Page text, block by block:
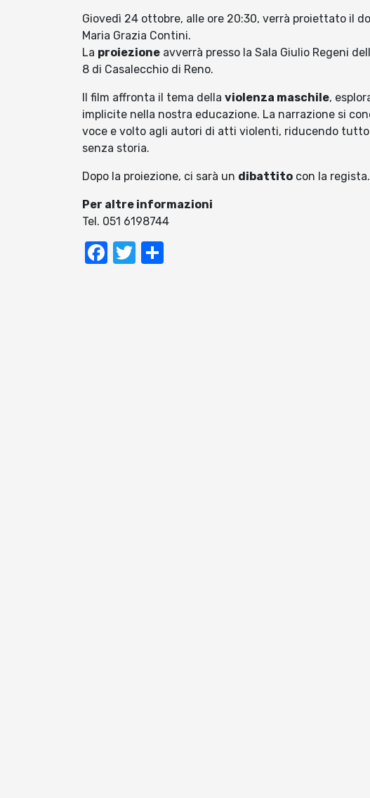
Giovedì 24 ottobre, alle ore 20:30, verrà proiettato il
Maria Grazia Contini.
La proiezione avverrà presso la Sala Giulio Regeni
8 di Casalecchio di Reno.
Il film affronta il tema della violenza maschile,
implicite nella nostra educazione. La narrazione si
voce e volto agli autori di atti violenti, riducendo
senza storia.
Dopo la proiezione, ci sarà un dibattito con la regista.
Per altre informazioni
Tel. 051 6198744
Facebook
Twitter